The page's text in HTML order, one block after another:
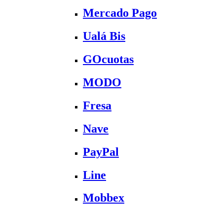
Mercado Pago
Ualá Bis
GOcuotas
MODO
Fresa
Nave
PayPal
Line
Mobbex